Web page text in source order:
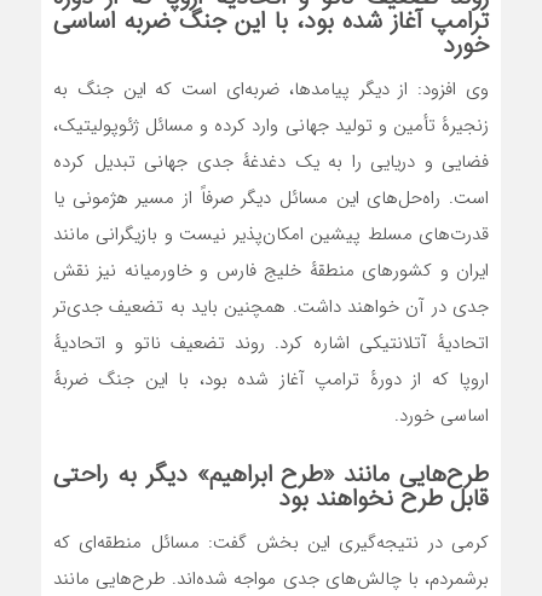
ترامپ آغاز شده بود، با این جنگ ضربه اساسی
خورد
وی افزود: از دیگر پیامدها، ضربه‌ای است که این جنگ به
زنجیرهٔ تأمین و تولید جهانی وارد کرده و مسائل ژئوپولیتیک،
فضایی و دریایی را به یک دغدغهٔ جدی جهانی تبدیل کرده
است. راه‌حل‌های این مسائل دیگر صرفاً از مسیر هژمونی یا
قدرت‌های مسلط پیشین امکان‌پذیر نیست و بازیگرانی مانند
ایران و کشورهای منطقهٔ خلیج فارس و خاورمیانه نیز نقش
جدی در آن خواهند داشت. همچنین باید به تضعیف جدی‌تر
اتحادیهٔ آتلانتیکی اشاره کرد. روند تضعیف ناتو و اتحادیهٔ
اروپا که از دورهٔ ترامپ آغاز شده بود، با این جنگ ضربهٔ
اساسی خورد.
طرح‌هایی مانند «طرح ابراهیم» دیگر به راحتی
قابل طرح نخواهند بود
کرمی در نتیجه‌گیری این بخش گفت: مسائل منطقه‌ای که
برشمردم، با چالش‌های جدی مواجه شده‌اند. طرح‌هایی مانند